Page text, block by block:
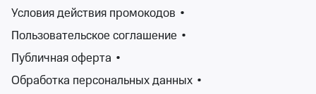
Изменить фильтры
Условия действия промокодов •
Пользовательское соглашение •
Публичная оферта •
Обработка персональных данных •